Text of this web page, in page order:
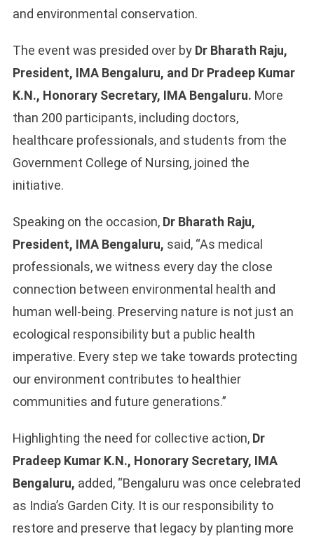
and environmental conservation.
The event was presided over by Dr Bharath Raju,
President, IMA Bengaluru, and Dr Pradeep Kumar
K.N., Honorary Secretary, IMA Bengaluru. More
than 200 participants, including doctors,
healthcare professionals, and students from the
Government College of Nursing, joined the
initiative.
Speaking on the occasion, Dr Bharath Raju,
President, IMA Bengaluru, said, “As medical
professionals, we witness every day the close
connection between environmental health and
human well-being. Preserving nature is not just an
ecological responsibility but a public health
imperative. Every step we take towards protecting
our environment contributes to healthier
communities and future generations.”
Highlighting the need for collective action, Dr
Pradeep Kumar K.N., Honorary Secretary, IMA
Bengaluru, added, “Bengaluru was once celebrated
as India’s Garden City. It is our responsibility to
restore and preserve that legacy by planting more